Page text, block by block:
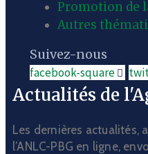
Promotion de
Autres
Suivez-nous
facebook-square
Actualités de
Les dernières actualités,
l’ANLC-PBG en ligne,